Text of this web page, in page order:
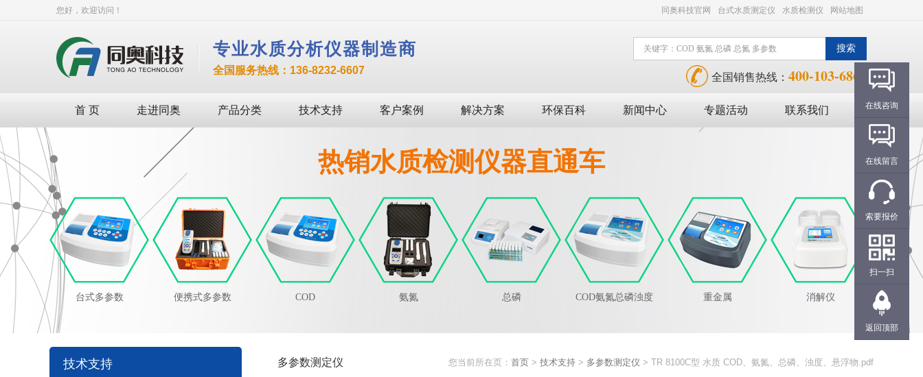
您好，欢迎访问！ 同奥科技官网 台式水质测定仪 水质检测仪 网站地图
专业水质分析仪器制造商
全国服务热线：136-8232-6607
全国销售热线： 400-103-6868
首 页 走进同奥 产品分类 技术支持 客户案例 解决方案 环保百科 新闻中心 专题活动 联系我们
热销水质检测仪器直通车
台式多参数 便携式多参数 COD 氨氮 总磷 COD氨氮总磷浊度 重金属 消解仪
技术支持 多参数测定仪 您当前所在页： 首页 > 技术支持 > 多参数测定仪 > TR 8100C型 水质 COD、氨氮、总磷、浊度、悬浮物.pdf
在线咨询
在线留言
索要报价
扫一扫
返回顶部